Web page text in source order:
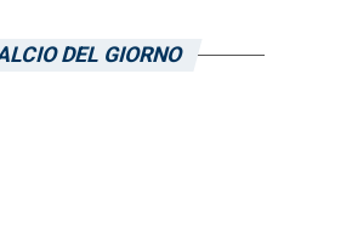
DEL GIORNO